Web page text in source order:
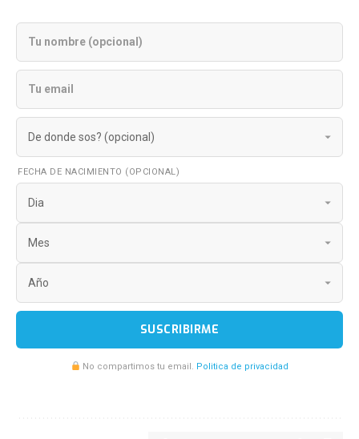
FECHA DE NACIMIENTO (OPCIONAL)
SUSCRIBIRME
No compartimos tu email. Politica de privacidad